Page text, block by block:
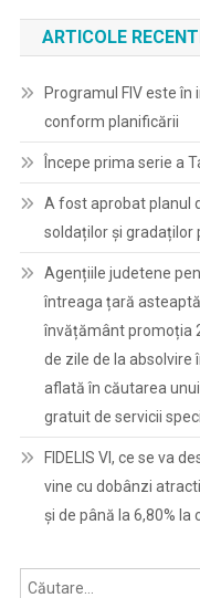
ARTICOLE
Programul FIV este
conform planificării
Începe prima serie a
A fost aprobat planul
soldaților și gradaților
Agențiile judetene
întreaga țară
învățământ promoția
de zile de la absolvire
aflată în căutarea
gratuit de servicii
FIDELIS VI, ce se va
vine cu dobânzi
și de până la 6,80% la